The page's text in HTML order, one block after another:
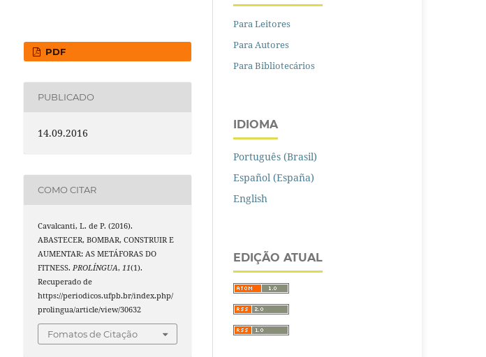
PDF
PUBLICADO
14.09.2016
COMO CITAR
Cavalcanti, L. de P. (2016).
ABASTECER, BOMBAR, CONSTRUIR E
AUMENTAR: AS METÁFORAS DO
FITNESS.PROLÍNGUA,11(1).
Recuperado de
https://periodicos.ufpb.br/index.php/
prolingua/article/view/30632
Fomatos de Citação
Para Leitores
Para Autores
Para Bibliotecários
IDIOMA
Português (Brasil)
Español (España)
English
EDIÇÃO ATUAL